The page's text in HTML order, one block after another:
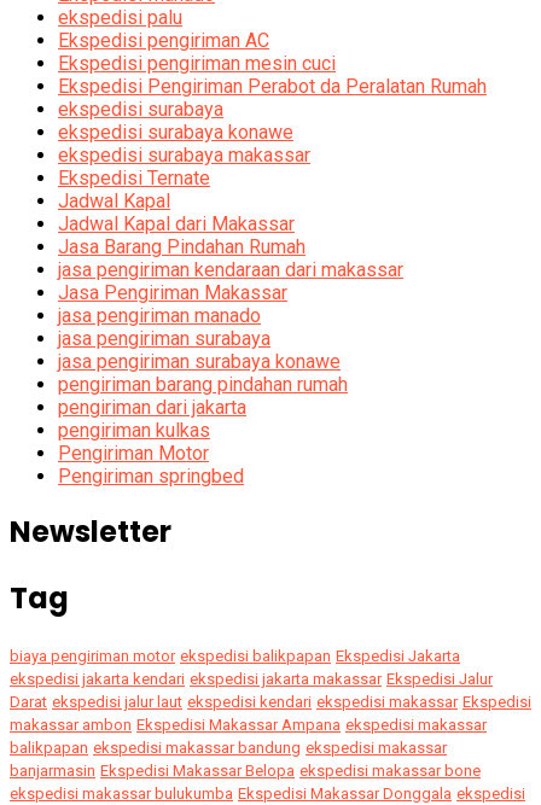
ekspedisi palu
Ekspedisi pengiriman AC
Ekspedisi pengiriman mesin cuci
Ekspedisi Pengiriman Perabot da Peralatan Rumah
ekspedisi surabaya
ekspedisi surabaya konawe
ekspedisi surabaya makassar
Ekspedisi Ternate
Jadwal Kapal
Jadwal Kapal dari Makassar
Jasa Barang Pindahan Rumah
jasa pengiriman kendaraan dari makassar
Jasa Pengiriman Makassar
jasa pengiriman manado
jasa pengiriman surabaya
jasa pengiriman surabaya konawe
pengiriman barang pindahan rumah
pengiriman dari jakarta
pengiriman kulkas
Pengiriman Motor
Pengiriman springbed
Newsletter
Tag
biaya pengiriman motor ekspedisi balikpapan Ekspedisi Jakarta
ekspedisi jakarta kendari ekspedisi jakarta makassar Ekspedisi Jalur
Darat ekspedisi jalur laut ekspedisi kendari ekspedisi makassar Ekspedisi
makassar ambon Ekspedisi Makassar Ampana ekspedisi makassar
balikpapan ekspedisi makassar bandung ekspedisi makassar
banjarmasin Ekspedisi Makassar Belopa ekspedisi makassar bone
ekspedisi makassar bulukumba Ekspedisi Makassar Donggala ekspedisi